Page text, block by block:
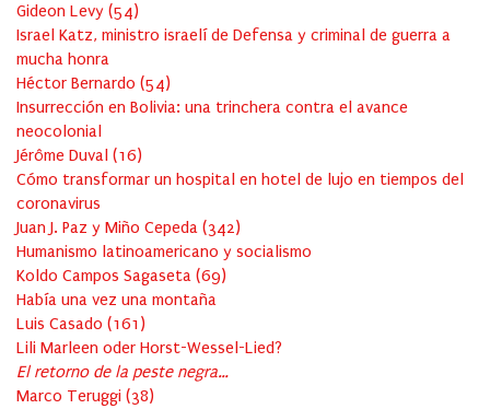
Gideon Levy (54)
Israel Katz, ministro israelí de Defensa y criminal de guerra a
mucha honra
Héctor Bernardo (54)
Insurrección en Bolivia: una trinchera contra el avance
neocolonial
Jérôme Duval (16)
Cómo transformar un hospital en hotel de lujo en tiempos del
coronavirus
Juan J. Paz y Miño Cepeda (342)
Humanismo latinoamericano y socialismo
Koldo Campos Sagaseta (69)
Había una vez una montaña
Luis Casado (161 )
Lili Marleen oder Horst-Wessel-Lied?
El retorno de la peste negra…
Marco Teruggi (38)